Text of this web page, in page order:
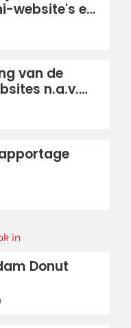
website's en
van de
n.a.v.
in
Donut